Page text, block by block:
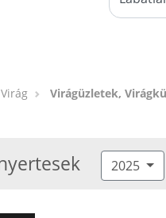
Virágüzletek,
2025